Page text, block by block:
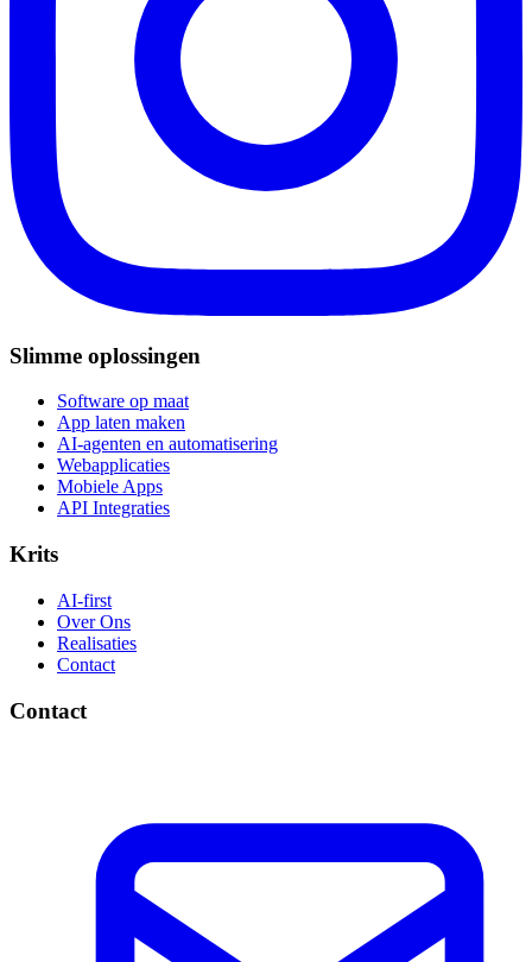
Slimme oplossingen
Software op maat
App laten maken
AI-agenten en automatisering
Webapplicaties
Mobiele Apps
API Integraties
Krits
AI-first
Over Ons
Realisaties
Contact
Contact